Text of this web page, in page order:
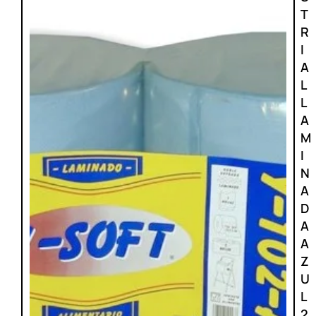
T
R
I
A
L
L
A
M
I
N
A
D
A
A
Z
U
L